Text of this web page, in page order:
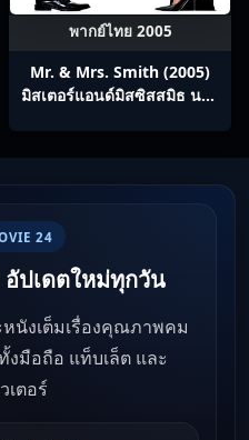
พากย์ไทย 2005
Mr. & Mrs. Smith (2005)
มิสเตอร์แอนด์มิสซิสสมิธ นาย
24
ปเดตใหม่ทุกวัน
นังเต็มเรื่องคุณภาพคม
งมือถือ แท็บเล็ต และ
เตอร์